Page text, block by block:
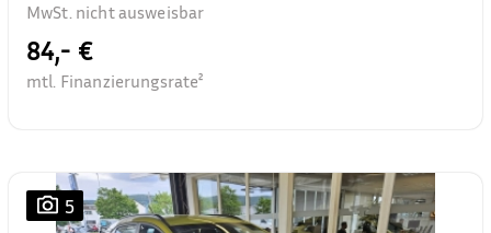
MwSt. nicht ausweisbar
84,- €
mtl. Finanzierungsrate²
5